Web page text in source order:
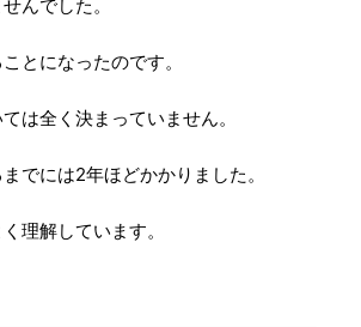
んでした。
とになったのです。
は全く決まっていません。
でには2年ほどかかりました。
理解しています。